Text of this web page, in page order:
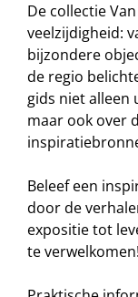
De collectie
veelzijdigheid:
bijzondere
de regio
gids niet alleen
maar ook over
Beleef een
door de
expositie tot
te verwelkomen!